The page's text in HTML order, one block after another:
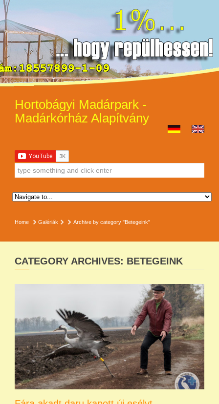
Hortobágyi Madárpark -
Madárkórház Alapítvány
Home Galériák Archive by category "Betegeink"
CATEGORY ARCHIVES: BETEGEINK